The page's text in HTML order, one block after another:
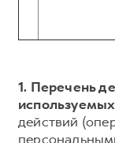
1. Перечень
действий